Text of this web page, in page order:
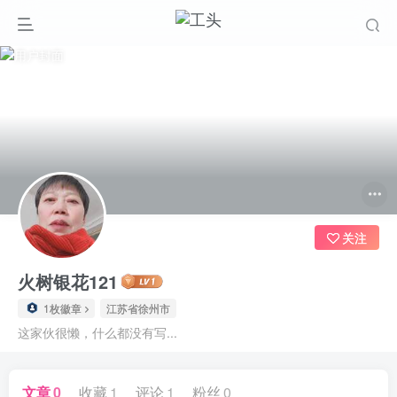
火树银花121
1枚徽章 江苏省徐州市
这家伙很懒，什么都没有写...
关注
文章0 收藏 1 评论 1 粉丝 0